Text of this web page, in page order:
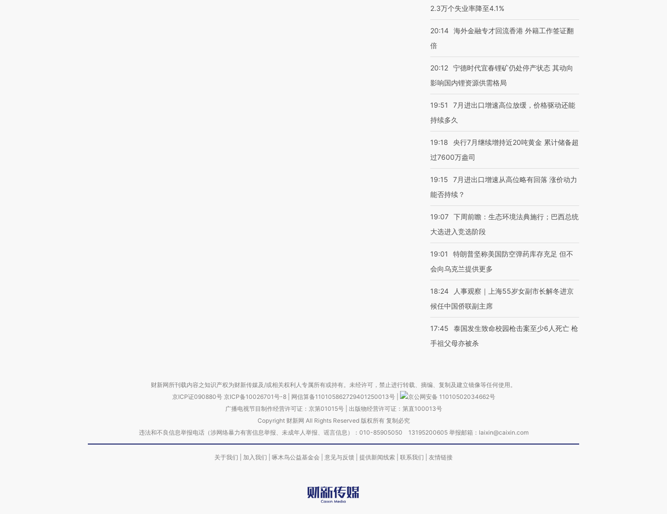
2.3万个失业率降至4.1%
20:14 海外金融专才回流香港 外籍工作签证翻
倍
20:12 宁德时代宜春锂矿仍处停产状态 其动向
影响国内锂资源供需格局
19:51
7月进出口增速高位放缓，价格驱动还能
持续多久
19:18
央行7月继续增持近20吨黄金 累计储备超
过7600万盎司
19:15
7月进出口增速从高位略有回落 涨价动力
能否持续？
19:07 下周前瞻：生态环境法典施行；巴西总统
大选进入竞选阶段
19:01
特朗普坚称美国防空弹药库存充足 但不
会向乌克兰提供更多
18:24
人事观察｜上海55岁女副市长解冬进京
候任中国侨联副主席
17:45
泰国发生致命校园枪击案至少6人死亡 枪
手祖父母亦被杀
财新网所刊载内容之知识产权为财新传媒及/或相关权利人专属所有或持有。未经许可，禁止进行转载、摘编、复制及建立镜像等任何使用。
京ICP证090880号 京ICP备10026701号-8 网信算备110105862729401250013号
京公网安备 11010502034662号
广播电视节目制作经营许可证：京第01015号| 出版物经营许可证：第直100013号
Copyright 财新网 All Rights Reserved 版权所有 复制必究
违法和不良信息举报电话（涉网络暴力有害信息举报、未成年人举报、谣言信息）：010-85905050 13195200605 举报邮箱：laixin@caixin.com
关于我们 加入我们 啄木鸟公益基金会 意见与反馈 提供新闻线索 联系我们 友情链接